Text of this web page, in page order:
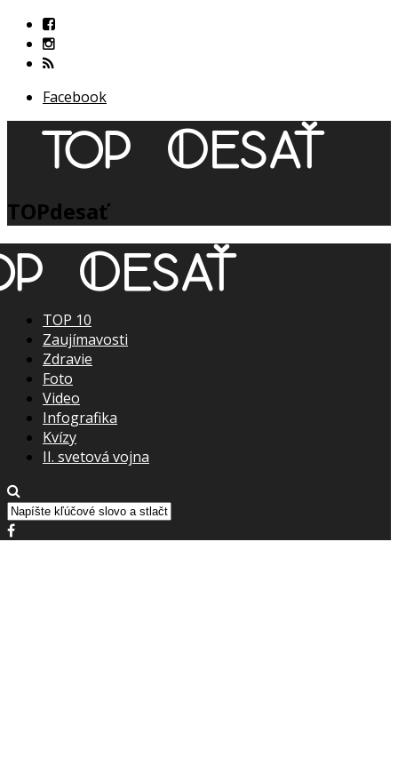
Facebook
TOPdesať
TOP 10
Zaujímavosti
Zdravie
Foto
Video
Infografika
Kvízy
II. svetová vojna